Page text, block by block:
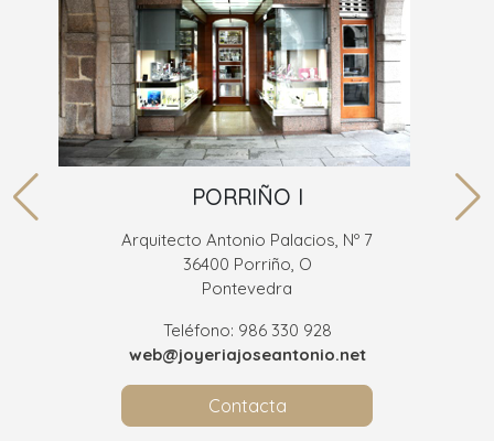
PORRIÑO I
Arquitecto Antonio Palacios, Nº 7
36400 Porriño, O
Pontevedra
Teléfono: 986 330 928
web@joyeriajoseantonio.net
Contacta